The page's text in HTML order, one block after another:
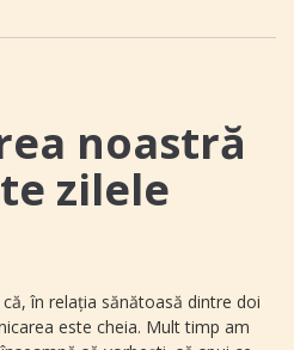
noastră
zilele
în relaţia sănătoasă dintre doi
este cheia. Mult timp am